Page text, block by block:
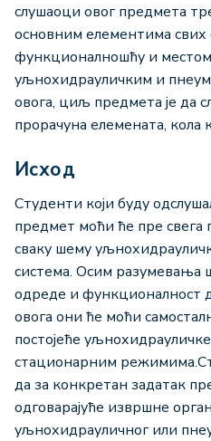
слушаоци овог предмета
основним елементима
функционалношћу и
уљнохидрауличким и
овога, циљ предмета је да
прорачуна елемената, кола
Исход
Студенти који буду
предмет моћи ће пре свега
сваку шему
система. Осим разумевања
одреде и функционалност
овога они ће моћи
постојеће
стационарним
да за конкретан задатак
одговарајуће извршне
уљнохидрауличног или